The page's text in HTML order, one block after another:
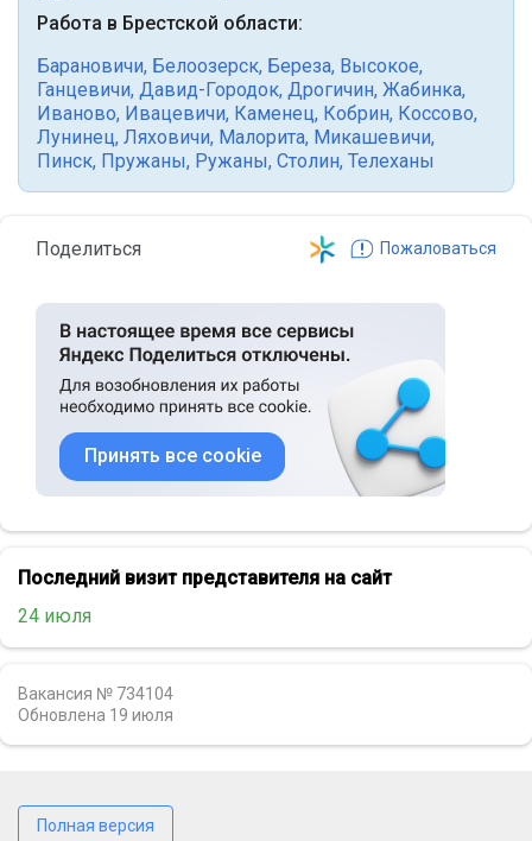
Работа в Брестской области:
Барановичи, Белоозерск, Береза, Высокое,
Ганцевичи, Давид-Городок, Дрогичин, Жабинка,
Иваново, Ивацевичи, Каменец, Кобрин, Коссово,
Лунинец, Ляховичи, Малорита, Микашевичи,
Пинск, Пружаны, Ружаны, Столин, Телеханы
Поделиться Пожаловаться
Принять все cookie
Последний визит представителя на сайт
24 июля
Вакансия № 734104
Обновлена 19 июля
Полная версия